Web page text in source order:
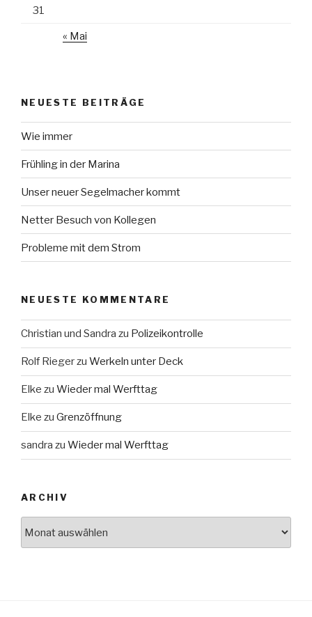
31
« Mai
NEUESTE BEITRÄGE
Wie immer
Frühling in der Marina
Unser neuer Segelmacher kommt
Netter Besuch von Kollegen
Probleme mit dem Strom
NEUESTE KOMMENTARE
Christian und Sandra zu Polizeikontrolle
Rolf Riegerzu Werkeln unter Deck
Elke zu Wieder mal Werfttag
Elke zu Grenzöffnung
sandra zu Wieder mal Werfttag
ARCHIV